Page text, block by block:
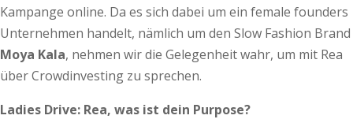
Kampange online. Da es sich dabei um ein female founders
Unternehmen handelt, nämlich um den Slow Fashion Brand
Moya Kala, nehmen wir die Gelegenheit wahr, um mit Rea
über Crowdinvesting zu sprechen.
Ladies Drive: Rea, was ist dein Purpose?